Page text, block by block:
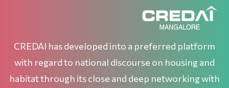
CREDAI has developed into a preferred platform
with regard to national discourse on housing and
habitat through its close and deep networking with